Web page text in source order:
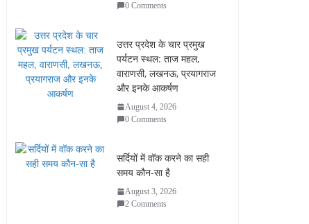
0 Comments
उत्तर प्रदेश के चार प्रमुख
पर्यटन स्थल: ताज महल,
वाराणसी, लखनऊ, प्रयागराज
और इनके आकर्षण
August 4, 2026
0 Comments
सर्दियों में वॉक करने का सही
समय कौन-सा है
August 3, 2026
2 Comments